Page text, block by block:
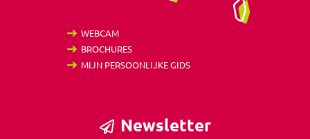
WEBCAM
BROCHURES
MIJN PERSOONLIJKE GIDS
Newsletter